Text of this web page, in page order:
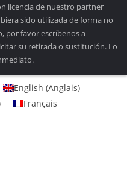
licencia de nuestro partner
sido utilizada de forma no
por favor escríbenos a
su retirada o sustitución. Lo
English (Anglais)
Français